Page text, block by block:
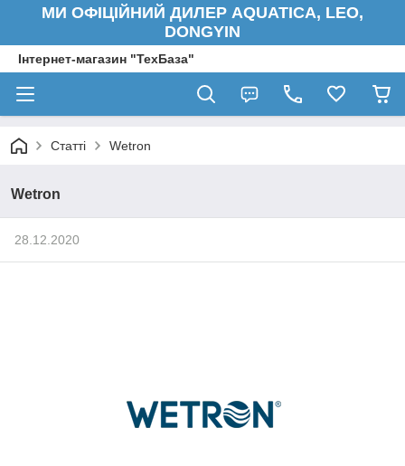
МИ ОФІЦІЙНИЙ ДИЛЕР AQUATICA, LEO,
DONGYIN
Інтернет-магазин "ТехБаза"
Статті Wetron
Wetron
28.12.2020